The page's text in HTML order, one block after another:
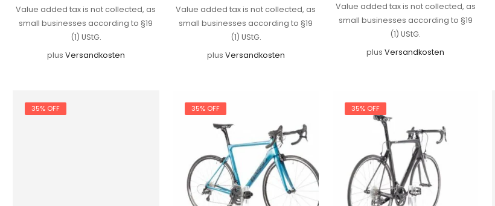
Value added tax is not collected, as
small businesses according to §19
(1) UStG.
plus Versandkosten
Value added tax is not collected, as
small businesses according to §19
(1) UStG.
plus Versandkosten
Value added tax is not collected, as
small businesses according to §19
(1) UStG.
plusVersandkosten
35% OFF 35% OFF 35% OFF